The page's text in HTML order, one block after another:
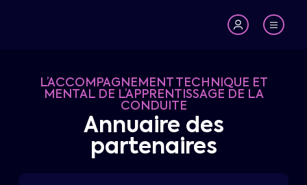
L’ACCOMPAGNEMENT TECHNIQUE ET
MENTAL DE L’APPRENTISSAGE DE LA
CONDUITE
Annuaire des
partenaires